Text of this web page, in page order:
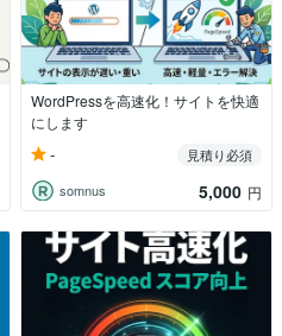
WordPressを高速化！サイトを快適
にします
-
見積り必須
somnus
5,000 円